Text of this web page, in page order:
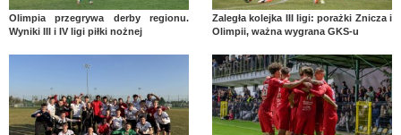
Olimpia przegrywa derby regionu.
Wyniki III i IV ligi piłki nożnej
Zaległa kolejka III ligi: porażki Znicza i
Olimpii, ważna wygrana GKS-u